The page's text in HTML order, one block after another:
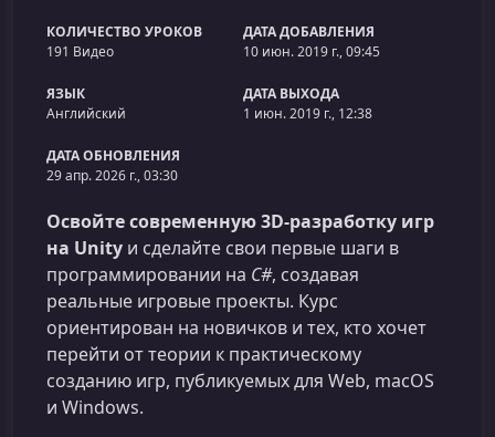
КОЛИЧЕСТВО УРОКОВ
191 Видео
ДАТА ДОБАВЛЕНИЯ
10 июн. 2019 г., 09:45
ЯЗЫК
Английский
ДАТА ВЫХОДА
1 июн. 2019 г., 12:38
ДАТА ОБНОВЛЕНИЯ
29 апр. 2026 г., 03:30
Освойте современную 3D‑разработку игр
на Unity и сделайте свои первые шаги в
программировании на C#, создавая
реальные игровые проекты. Курс
ориентирован на новичков и тех, кто хочет
перейти от теории к практическому
созданию игр, публикуемых для Web, macOS
и Windows.